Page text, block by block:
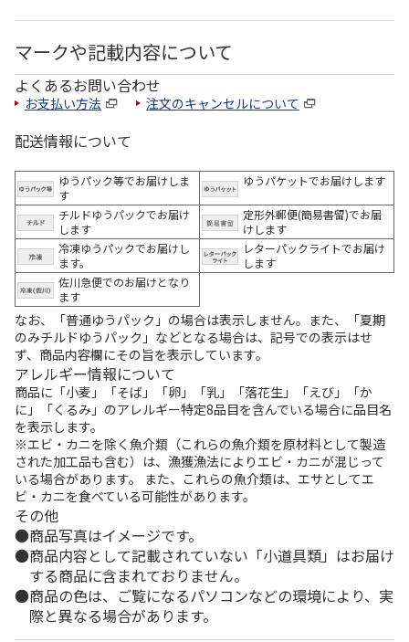
マークや記載内容について
よくあるお問い合わせ
お支払い方法 注文のキャンセルについて
配送情報について
ゆうパック等でお届けしま
す
ゆうパケットでお届けします
チルドゆうパックでお届け
します
定形外郵便(簡易書留)でお届
けします
冷凍ゆうパックでお届けし
ます。
レターパックライトでお届け
します
佐川急便でのお届けとなり
ます
なお、「普通ゆうパック」の場合は表示しません。また、「夏期
のみチルドゆうパック」などとなる場合は、記号での表示はせ
ず、商品内容欄にその旨を表示しています。
アレルギー情報について
商品に「小麦」「そば」「卵」「乳」「落花生」「えび」「か
に」「くるみ」のアレルギー特定8品目を含んでいる場合に品目名
を表示します。
※エビ・カニを除く魚介類（これらの魚介類を原材料として製造
された加工品も含む）は、漁獲漁法によりエビ・カニが混じって
いる場合があります。 また、これらの魚介類は、エサとしてエ
ビ・カニを食べている可能性があります。
その他
商品写真はイメージです。
商品内容として記載されていない「小道具類」はお届け
する商品に含まれておりません。
商品の色は、ご覧になるパソコンなどの環境により、実
際と異なる場合があります。